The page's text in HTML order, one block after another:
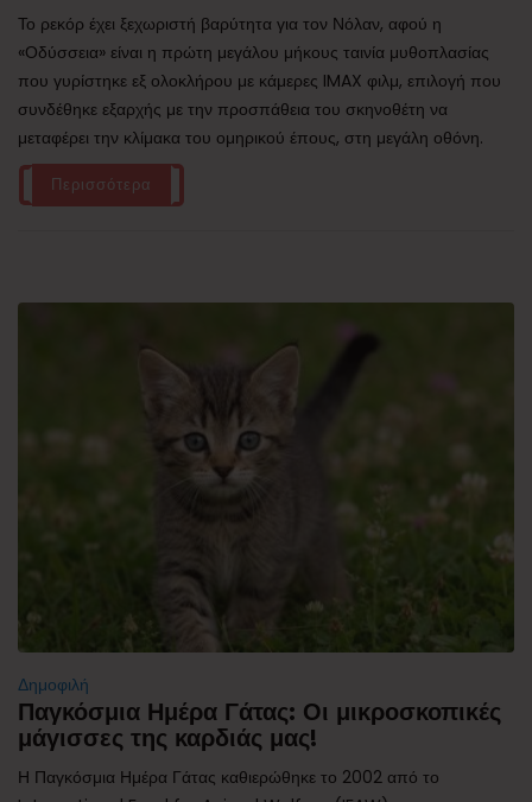
Το ρεκόρ έχει ξεχωριστή βαρύτητα για τον Νόλαν, αφού η
«Οδύσσεια» είναι η πρώτη μεγάλου μήκους ταινία μυθοπλασίας
που γυρίστηκε εξ ολοκλήρου με κάμερες IMAX φιλμ, επιλογή που
συνδέθηκε εξαρχής με την προσπάθεια του σκηνοθέτη να
μεταφέρει την κλίμακα του ομηρικού έπους, στη μεγάλη οθόνη.
Περισσότερα
Δημοφιλή
Παγκόσμια Ημέρα Γάτας: Οι μικροσκοπικές
μάγισσες της καρδιάς μας!
Η Παγκόσμια Ημέρα Γάτας καθιερώθηκε το 2002 από το